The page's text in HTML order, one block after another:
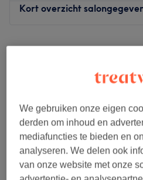
Kort overzicht
Zaterdag
Zondag
KIKI's Beauty Salon in
de essentie van de oosterse en
We gebruiken onze eigen
derden om inhoud en
mediafuncties te bieden en
analyseren. We delen ook
van onze website met onze